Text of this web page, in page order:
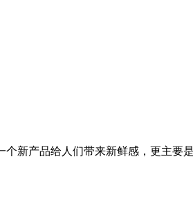
新产品给人们带来新鲜感，更主要